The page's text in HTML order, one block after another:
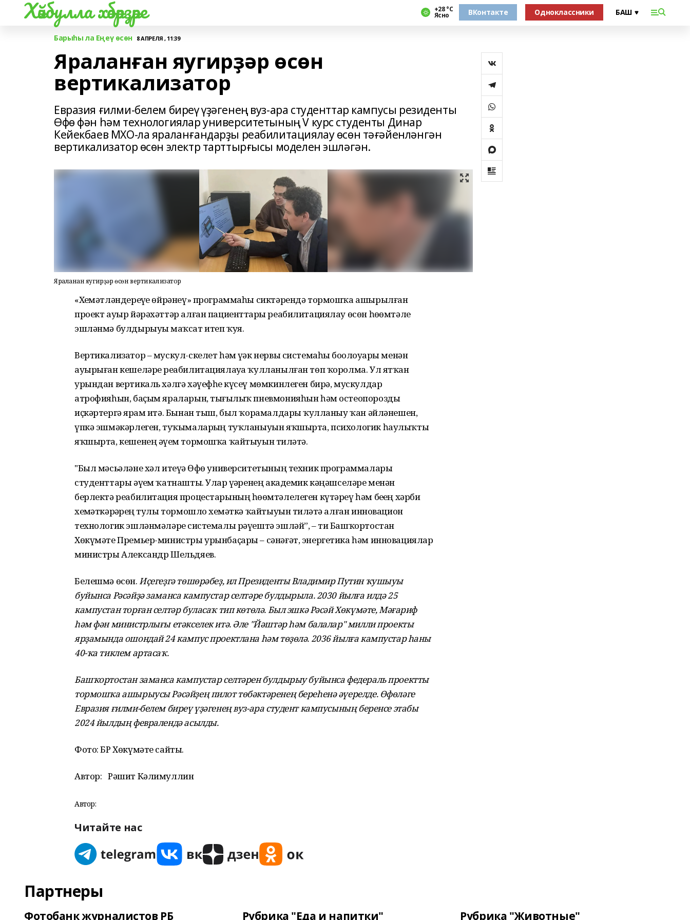
Хәйбулла хәбәрҙәре +28 °С
Ясно ВКонтакте Одноклассники
Барыһы ла Еңеү өсөн 8 АПРЕЛЯ , 11:39
Яраланған яугирҙәр өсөн
вертикализатор
Евразия ғилми-белем биреү үҙәгенең вуз-ара студенттар кампусы резиденты
Өфө фән һәм технологиялар университетының V курс студенты Динар
Кейекбаев МХО-ла яраланғандарҙы реабилитациялау өсөн тәғәйенләнгән
вертикализатор өсөн электр тарттырғысы моделен эшләгән.
Яраланған яугирҙәр өсөн вертикализатор
«Хеҙмәтләндереүҙе өйрәнеү» программаһы сиктәрендә тормошҡа ашырылған
проект ауыр йәрәхәттәр алған пациенттарҙы реабилитациялау өсөн һөҙөмтәле
эшләнмә булдырыуҙы маҡсат итеп ҡуя.
Вертикализатор – мускул-скелет һәм үҙәк нервы системаһы боҙолоуҙары менән
ауырыған кешеләрҙе реабилитациялауҙа ҡулланылған төп ҡоролма. Ул ятҡан
урындан вертикаль хәлгә хәүефһеҙ күсеү мөмкинлеген бирә, мускулдар
атрофияһын, баҫым яраларын, тығыҙлыҡ пневмонияһын һәм остеопорозды
иҫкәртергә ярҙам итә. Бынан тыш, был ҡорамалдарҙы ҡулланыу ҡан әйләнешен,
үпкә эшмәкәрлеген, туҡымаларҙың туҡланыуын яҡшырта, психологик һаулыҡты
яҡшырта, кешенең әүҙем тормошҡа ҡайтыуын тиҙләтә.
"Был мәсьәләне хәл итеүҙә Өфө университетының техник программалары
студенттары әүҙем ҡатнашты. Улар үҙҙәренең академик кәңәшселәре менән
берлектә реабилитация процестарының һөҙөмтәлелеген күтәреү һәм беҙҙең хәрби
хеҙмәткәрҙәрҙең тулы тормошло хеҙмәткә ҡайтыуын тиҙләтә алған инновацион
технологик эшләнмәләрҙе системалы рәүештә эшләй”, – ти Башҡортостан
Хөкүмәте Премьер-министры урынбаҫары – сәнәғәт, энергетика һәм инновациялар
министры Александр Шельдяев.
Белешмә өсөн.Иҫегеҙгә төшөрәбеҙ, ил Президенты Владимир Путин ҡушыуы
буйынса Рәсәйҙә заманса кампустар селтәре булдырыла. 2030 йылға илдә 25
кампустан торған селтәр буласаҡ тип көтөлә. Был эшкә Рәсәй Хөкүмәте, Мәғариф
һәм фән министрлығы етәкселек итә. Әле "Йәштәр һәм балалар" милли проекты
ярҙамында ошондай 24 кампус проектлана һәм төҙөлә. 2036 йылға кампустар һаны
40-ҡа тиклем артасаҡ.
Башҡортостан заманса кампустар селтәрен булдырыу буйынса федераль проектты
тормошҡа ашырыусы Рәсәйҙең пилот төбәктәренең береһенә әүерелде. Өфөләге
Евразия ғилми-белем биреү үҙәгенең вуз-ара студент кампусының беренсе этабы
2024 йылдың февралендә асылды.
Фото: БР Хөкүмәте сайты.
Автор: Рәшит Кәлимуллин
Автор:
Читайте нас
Партнеры
Фотобанк журналистов РБ Рубрика "Еда и напитки" Рубрика "Животные"